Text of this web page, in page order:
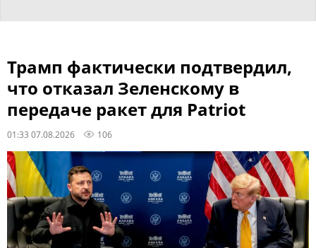
Трамп фактически подтвердил,
что отказал Зеленскому в
передаче ракет для Patriot
01:33 07.08.2026 106